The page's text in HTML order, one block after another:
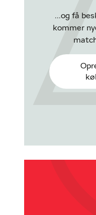
...og få
kommer